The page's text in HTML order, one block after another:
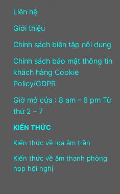
Liên hệ
Giới thiệu
Chính sách biên tập nội dung
Chính sách bảo mật thông tin
khách hàng Cookie
Policy/GDPR
Giờ mở cửa : 8 am – 6 pm Từ
thứ 2 – 7
KIẾN THỨC
Kiến thức về loa âm trần
Kiến thức về âm thanh phòng
họp hội nghị